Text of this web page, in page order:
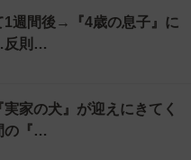
1週間後→『4歳の息子』に
反則…
家の犬』が迎えにきてく
の『…